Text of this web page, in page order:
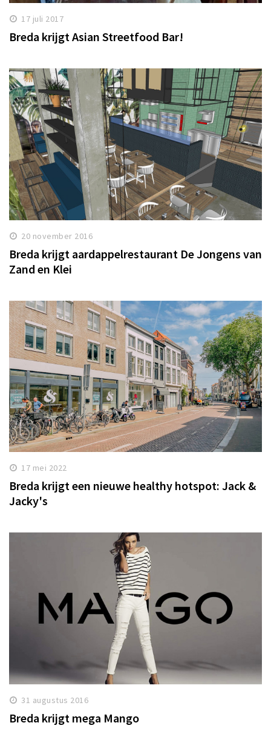
17 juli 2017
Breda krijgt Asian Streetfood Bar!
20 november 2016
Breda krijgt aardappelrestaurant De Jongens van
Zand en Klei
17 mei 2022
Breda krijgt een nieuwe healthy hotspot: Jack &
Jacky's
31 augustus 2016
Breda krijgt mega Mango